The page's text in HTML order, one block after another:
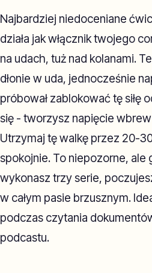
Najbardziej niedoceniane
działa jak włącznik twojego
na udach, tuż nad kolanami.
dłonie w uda, jednocześnie
próbował zablokować tę siłę
się - tworzysz napięcie
Utrzymaj tę walkę przez 20-
spokojnie. To niepozorne, ale
wykonasz trzy serie,
w całym pasie brzusznym.
podczas czytania
podcastu.